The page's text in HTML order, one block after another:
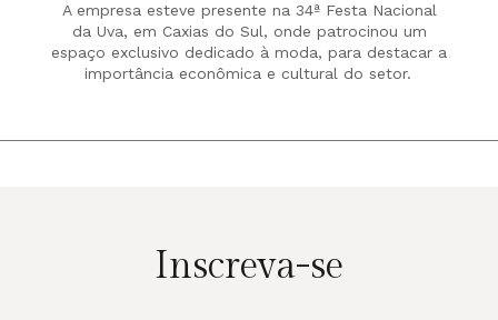
A empresa esteve presente na 34ª Festa Nacional
da Uva, em Caxias do Sul, onde patrocinou um
espaço exclusivo dedicado à moda, para destacar a
importância econômica e cultural do setor.
Inscreva-se